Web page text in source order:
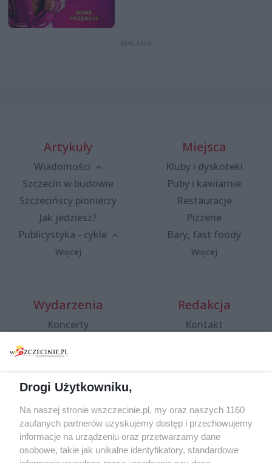
Artykuły
Wiadomości
Szczecin w budowie
Szczecińscy pionierzy
Jak jedziesz?
Publicystyka - cykle
Więcej
Miejsca
Kluby i dyskoteki
Puby i kawiarnie
Restauracje
Pizzerie
Bary, fast foody
Więcej
Wydarzenia
Koncerty
Spacery i oprowadzania
targi
Wernisaże
Więcej
Redakcja
Kontakt
Specjalny koncert z okazji
20. urodzin portalu
wSzczecinie.pl
Regulamin konkursów
Drogi Użytkowniku,
Na naszej stronie wszczecinie.pl, my oraz naszych 1160
zaufanych partnerów uzyskujemy dostęp i przechowujemy
informacje na urządzeniu oraz przetwarzamy dane
osobowe, takie jak unikalne identyfikatory, standardowe